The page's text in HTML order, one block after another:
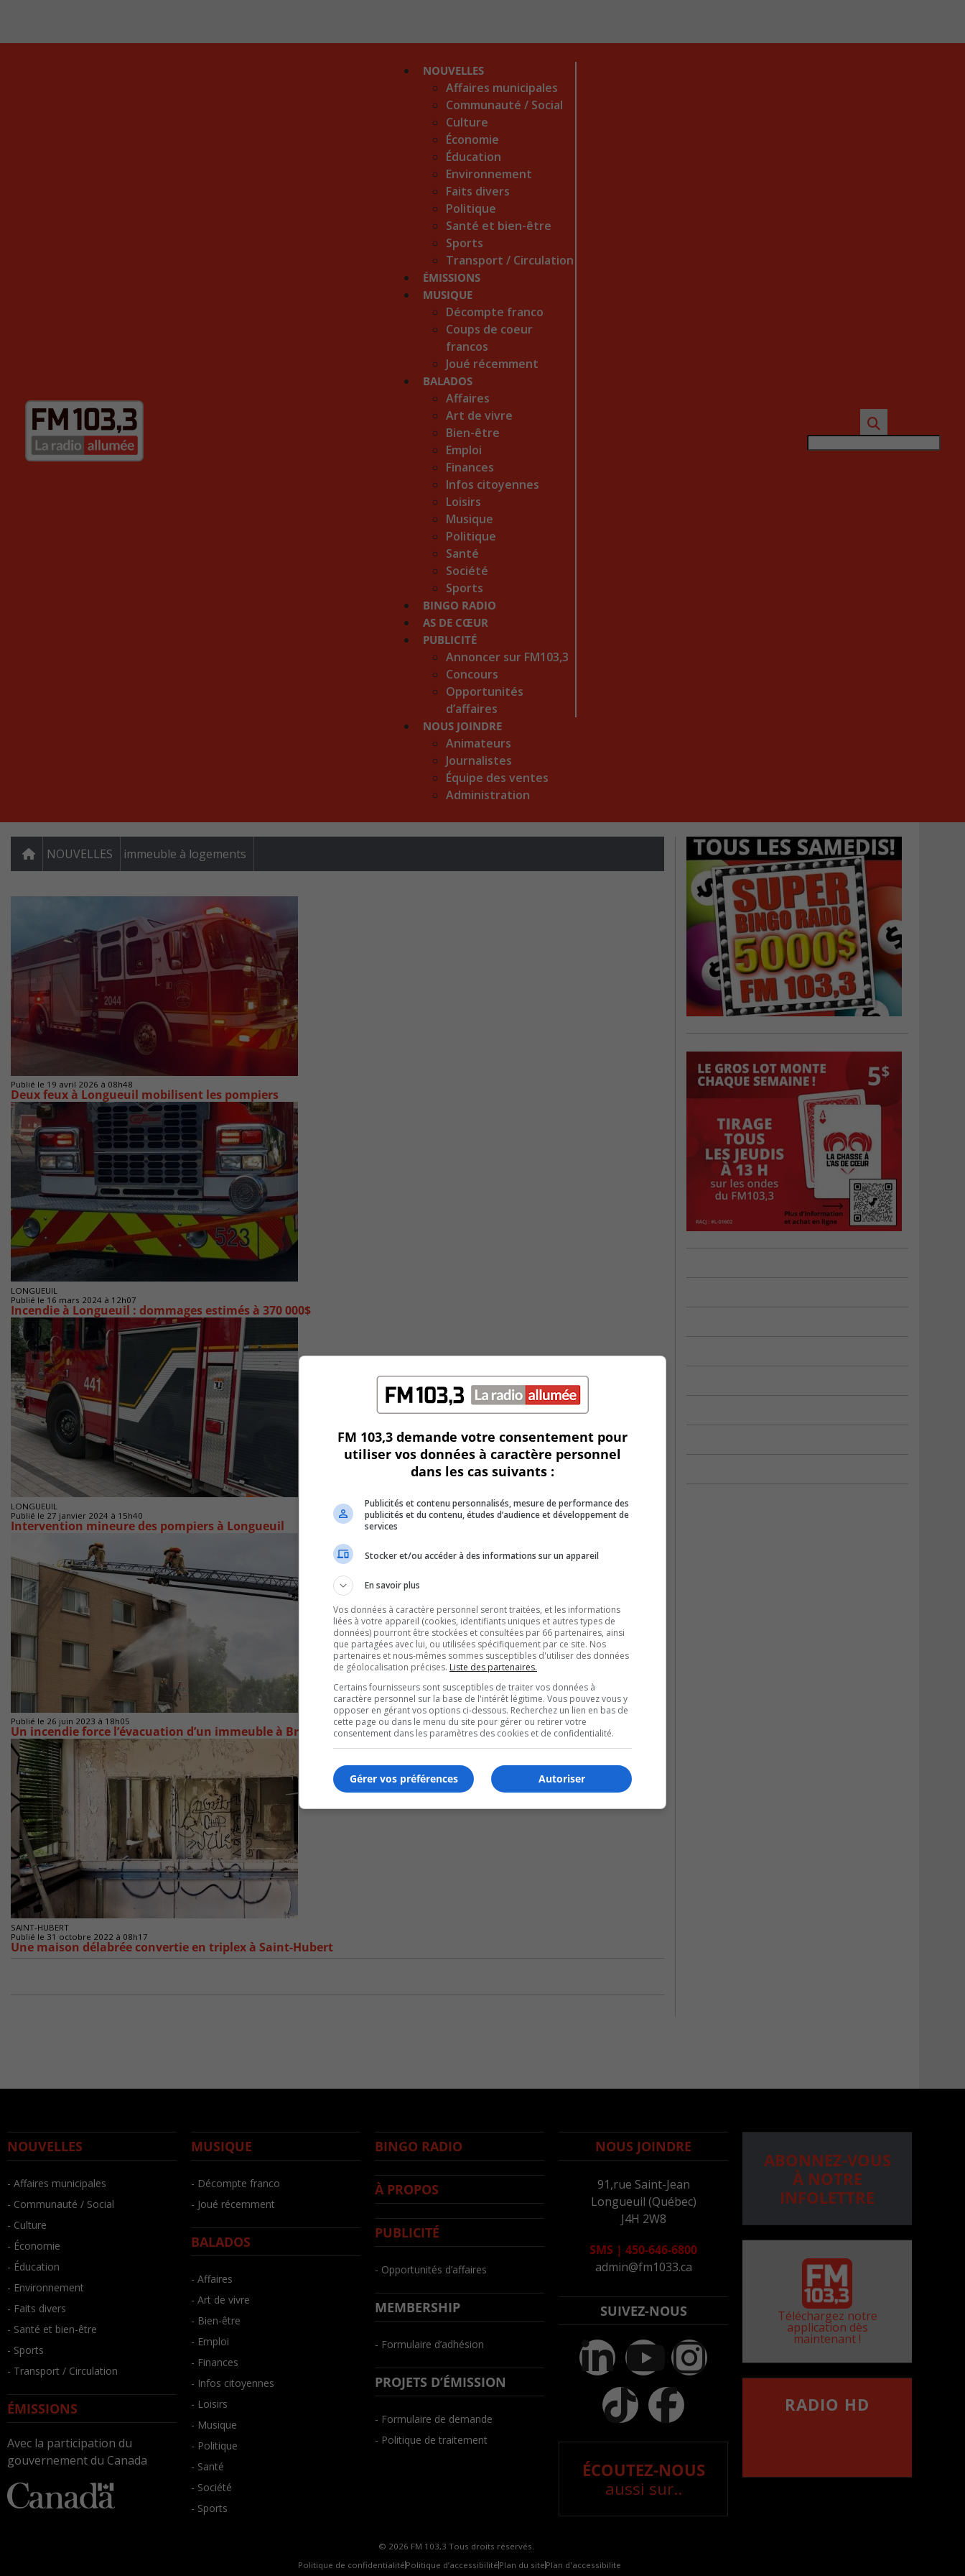
NOUVELLES
Affaires municipales
Communauté / Social
Culture
Économie
Éducation
Environnement
Faits divers
Politique
Santé et bien-être
Sports
Transport / Circulation
ÉMISSIONS
MUSIQUE
Décompte franco
Coups de coeur
francos
Joué récemment
BALADOS
Affaires
Art de vivre
Bien-être
Emploi
Finances
Infos citoyennes
Loisirs
Musique
Politique
Santé
Société
Sports
BINGO RADIO
AS DE CŒUR
PUBLICITÉ
Annoncer sur FM103,3
Concours
Opportunités
d’affaires
NOUS JOINDRE
Animateurs
Journalistes
Équipe des ventes
Administration
NOUVELLES immeuble à logements
Publié le 19 avril 2026 à 08h48
Deux feux à Longueuil mobilisent les pompiers
LONGUEUIL
Publié le 16 mars 2024 à 12h07
Incendie à Longueuil : dommages estimés à 370 000$
LONGUEUIL
Publié le 27 janvier 2024 à 15h40
Intervention mineure des pompiers à Longueuil
Publié le 26 juin 2023 à 18h05
Un incendie force l’évacuation d’un immeuble à Brossard
SAINT-HUBERT
Publié le 31 octobre 2022 à 08h17
Une maison délabrée convertie en triplex à Saint-Hubert
NOUVELLES
- Affaires municipales
- Communauté / Social
- Culture
- Économie
- Éducation
- Environnement
- Faits divers
- Santé et bien-être
- Sports
- Transport / Circulation
ÉMISSIONS
Avec la participation du
gouvernement du Canada
MUSIQUE
- Décompte franco
- Joué récemment
BALADOS
- Affaires
- Art de vivre
- Bien-être
- Emploi
- Finances
- Infos citoyennes
- Loisirs
- Musique
- Politique
- Santé
- Société
- Sports
BINGO RADIO
À PROPOS
PUBLICITÉ
- Opportunités d’affaires
MEMBERSHIP
- Formulaire d’adhésion
PROJETS D’ÉMISSION
- Formulaire de demande
- Politique de traitement
NOUS JOINDRE
91,rue Saint-Jean
Longueuil (Québec)
J4H 2W8
SMS | 450-646-6800
admin@fm1033.ca
SUIVEZ-NOUS
ÉCOUTEZ-NOUS
aussi sur..
ABONNEZ-VOUS
À NOTRE
INFOLETTRE
Téléchargez notre
application dès
maintenant !
RADIO HD
© 2026 FM 103,3 Tous droits réservés.
Politique de confidentialité Politique d’accessibilité Plan du site Plan d'accessibilite
FM 103,3 demande votre consentement pour
utiliser vos données à caractère personnel
dans les cas suivants :
Publicités et contenu personnalisés, mesure de performance des
publicités et du contenu, études d’audience et développement de
services
Stocker et/ou accéder à des informations sur un appareil
En savoir plus
Vos données à caractère personnel seront traitées, et les informations
liées à votre appareil (cookies, identifiants uniques et autres types de
données) pourront être stockées et consultées par 66 partenaires, ainsi
que partagées avec lui, ou utilisées spécifiquement par ce site. Nos
partenaires et nous-mêmes sommes susceptibles d'utiliser des données
de géolocalisation précises. Liste des partenaires.
Certains fournisseurs sont susceptibles de traiter vos données à
caractère personnel sur la base de l'intérêt légitime. Vous pouvez vous y
opposer en gérant vos options ci-dessous. Recherchez un lien en bas de
cette page ou dans le menu du site pour gérer ou retirer votre
consentement dans les paramètres des cookies et de confidentialité.
Autoriser
Gérer vos préférences